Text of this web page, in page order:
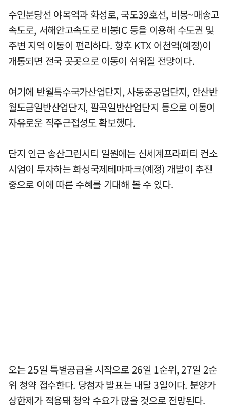
수인분당선 야목역과 화성로, 국도39호선, 비봉~매송고
속도로, 서해안고속도로 비봉IC 등을 이용해 수도권 및
주변 지역 이동이 편리하다. 향후 KTX 어천역(예정)이
개통되면 전국 곳곳으로 이동이 쉬워질 전망이다.
여기에 반월특수국가산업단지, 사동준공업단지, 안산반
월도금일반산업단지, 팔곡일반산업단지 등으로 이동이
자유로운 직주근접성도 확보했다.
단지 인근 송산그린시티 일원에는 신세계프라퍼티 컨소
시엄이 투자하는 화성국제테마파크(예정) 개발이 추진
중으로 이에 따른 수혜를 기대해 볼 수 있다.
오는 25일 특별공급을 시작으로 26일 1순위, 27일 2순
위 청약 접수한다. 당첨자 발표는 내달 3일이다. 분양가
상한제가 적용돼 청약 수요가 많을 것으로 전망된다.